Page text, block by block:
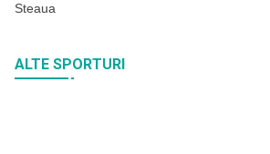
Steaua
ALTE SPORTURI